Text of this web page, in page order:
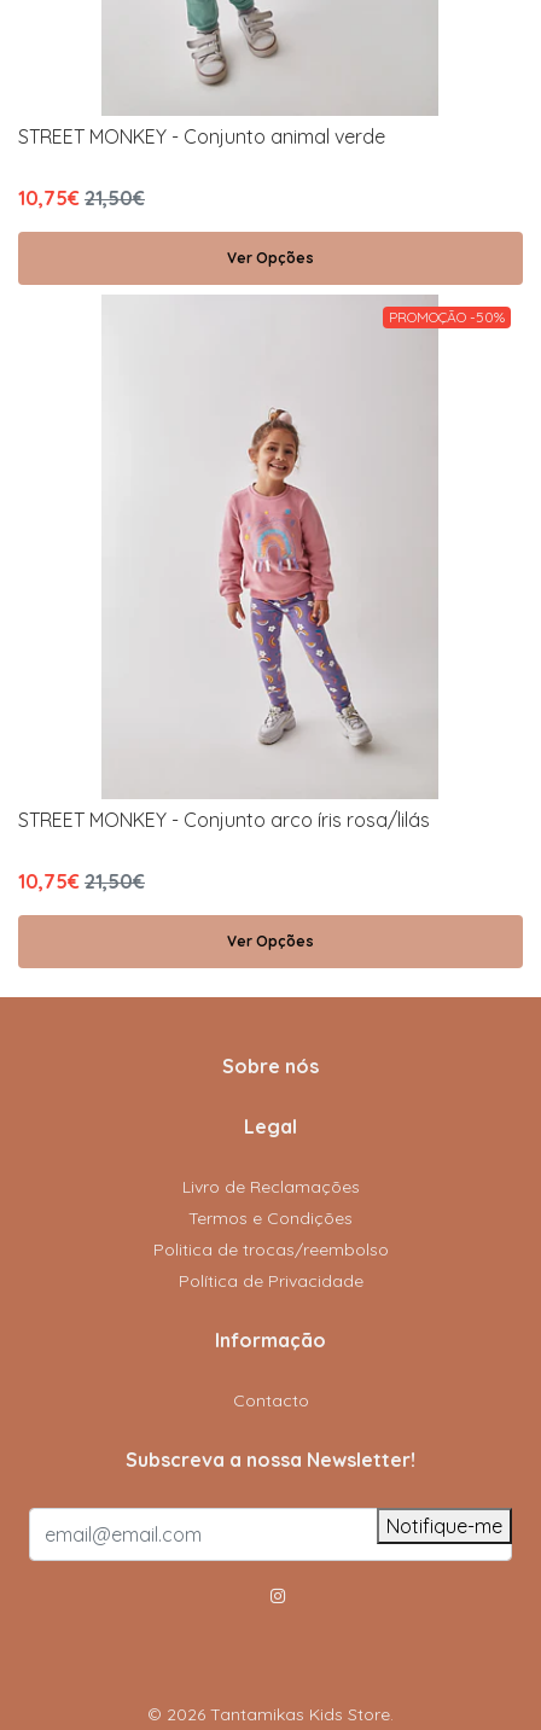
STREET MONKEY - Conjunto animal verde
10,75€ 21,50€
Ver Opções
PROMOÇÃO -50%
STREET MONKEY - Conjunto arco íris rosa/lilás
10,75€ 21,50€
Ver Opções
Sobre nós
Legal
Livro de Reclamações
Termos e Condições
Politica de trocas/reembolso
Política de Privacidade
Informação
Contacto
Subscreva a nossa Newsletter!
Notifique-me
© 2026 Tantamikas Kids Store.